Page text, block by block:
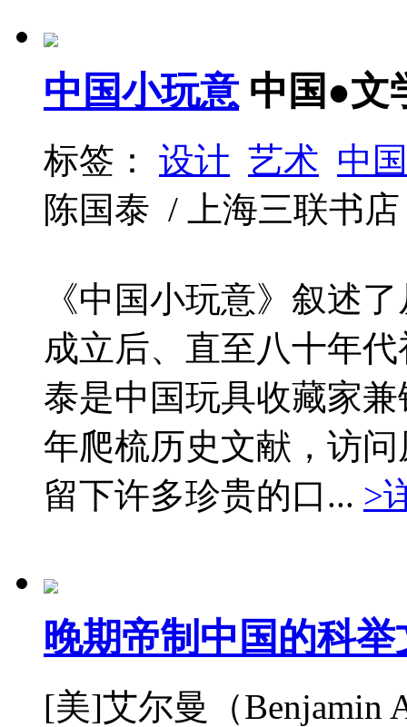
中国小玩意 中国●文
标签： 设计 艺术 中国
陈国泰 / 上海三联书
《中国小玩意》叙述
成立后、直至八十年
泰是中国玩具收藏家
年爬梳历史文献，访
留下许多珍贵的口... >
晚期帝制中国的科举
[美]艾尔曼（Benjamin